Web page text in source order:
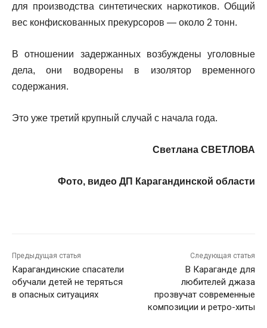
для производства синтетических наркотиков. Общий
вес конфискованных прекурсоров — около 2 тонн.
В отношении задержанных возбуждены уголовные
дела, они водворены в изолятор временного
содержания.
Это уже третий крупный случай с начала года.
Светлана СВЕТЛОВА
Фото, видео ДП Карагандинской области
Предыдущая статья
Карагандинские спасатели
обучали детей не теряться
в опасных ситуациях
Следующая статья
В Караганде для
любителей джаза
прозвучат современные
композиции и ретро-хиты